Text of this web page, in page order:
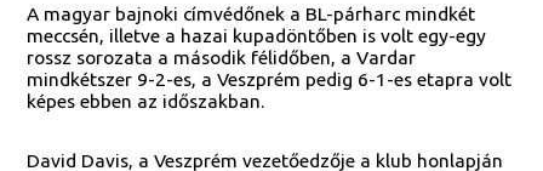
A magyar bajnoki címvédőnek a BL-párharc mindkét
meccsén, illetve a hazai kupadöntőben is volt egy-egy
rossz sorozata a második félidőben, a Vardar
mindkétszer 9-2-es, a Veszprém pedig 6-1-es etapra volt
képes ebben az időszakban.
David Davis, a Veszprém vezetőedzője a klub honlapján